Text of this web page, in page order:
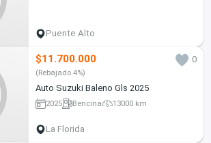
Puente Alto
$11.700.000 0
(Rebajado 4%)
Auto Suzuki Baleno Gls 2025
2025 Bencina 13000 km
La Florida